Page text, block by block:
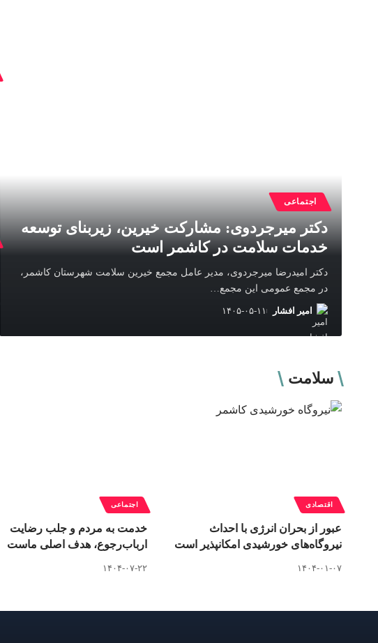
اجتماعی
دکتر میرجردوی: مشارکت خیرین، زیربنای توسعه
خدمات سلامت در کاشمر است
دکتر امیدرضا میرجردوی، مدیر عامل مجمع خیرین سلامت شهرستان کاشمر،
در مجمع عمومی این مجمع…
امیر افشار ۱۴۰۵-۰۵-۱۱
سلامت
اقتصادی
عبور از بحران انرژی با احداث
نیروگاه‌های خورشیدی امکانپذیر است
۱۴۰۴-۰۱-۰۷
اجتماعی
خدمت به مردم و جلب رضایت
ارباب‌رجوع، هدف اصلی ماست
۱۴۰۴-۰۷-۲۲